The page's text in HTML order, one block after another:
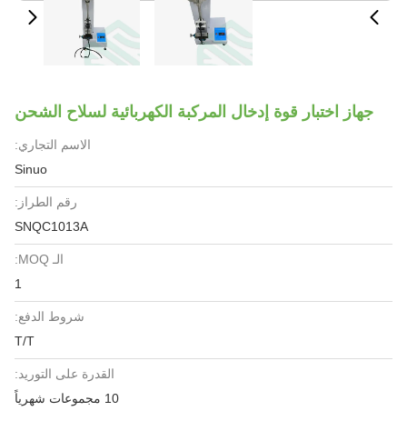
جهاز اختبار قوة إدخال المركبة الكهربائية لسلاح الشحن
الاسم التجاري:
Sinuo
رقم الطراز:
SNQC1013A
الـ MOQ:
شروط الدفع:
T/T
القدرة على التوريد:
10 مجموعات شهرياً